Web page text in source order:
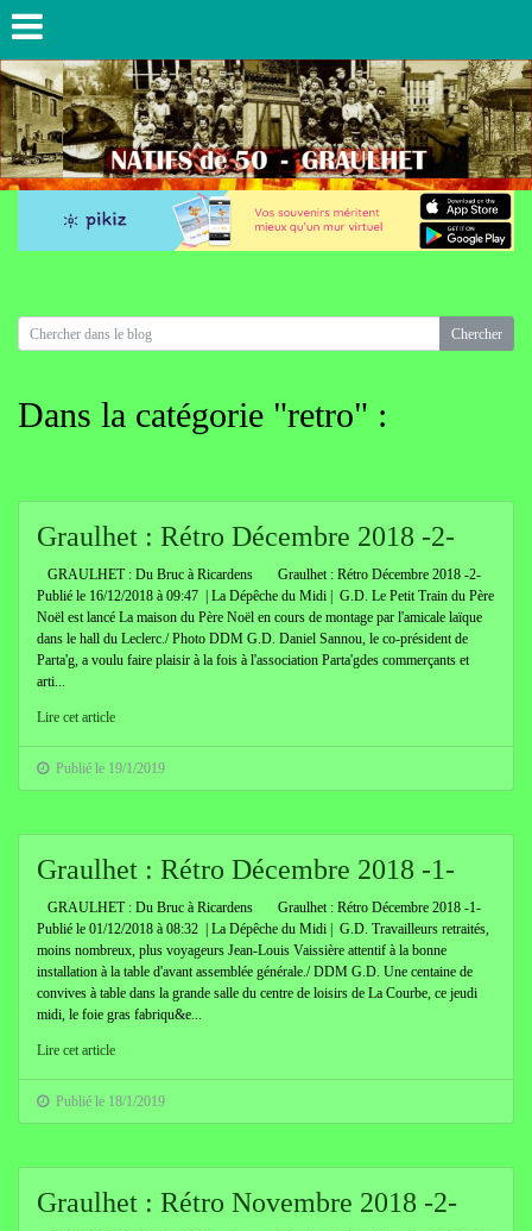
Dans la catégorie "retro" :
Graulhet : Rétro Décembre 2018 -2-
GRAULHET : Du Bruc à Ricardens Graulhet : Rétro Décembre 2018 -2-
Publié le 16/12/2018 à 09:47 | La Dépêche du Midi | G.D. Le Petit Train du Père
Noël est lancé La maison du Père Noël en cours de montage par l'amicale laïque
dans le hall du Leclerc./ Photo DDM G.D. Daniel Sannou, le co-président de
Parta'g, a voulu faire plaisir à la fois à l'association Parta'gdes commerçants et
arti...
Lire cet article
Publié le 19/1/2019
Graulhet : Rétro Décembre 2018 -1-
GRAULHET : Du Bruc à Ricardens Graulhet : Rétro Décembre 2018 -1-
Publié le 01/12/2018 à 08:32 | La Dépêche du Midi | G.D. Travailleurs retraités,
moins nombreux, plus voyageurs Jean-Louis Vaissière attentif à la bonne
installation à la table d'avant assemblée générale./ DDM G.D. Une centaine de
convives à table dans la grande salle du centre de loisirs de La Courbe, ce jeudi
midi, le foie gras fabriqu&e...
Lire cet article
Publié le 18/1/2019
Graulhet : Rétro Novembre 2018 -2-